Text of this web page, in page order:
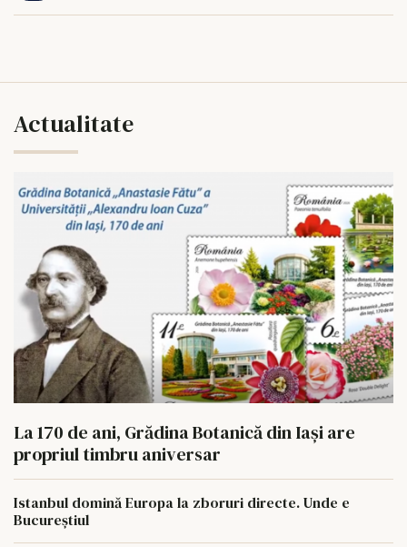
Actualitate
La 170 de ani, Grădina Botanică din Iași are
propriul timbru aniversar
Istanbul domină Europa la zboruri directe. Unde e
Bucureștiul